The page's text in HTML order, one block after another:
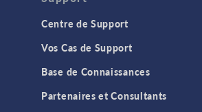
Centre de Support
Vos Cas de Support
Base de Connaissances
Partenaires et Consultants